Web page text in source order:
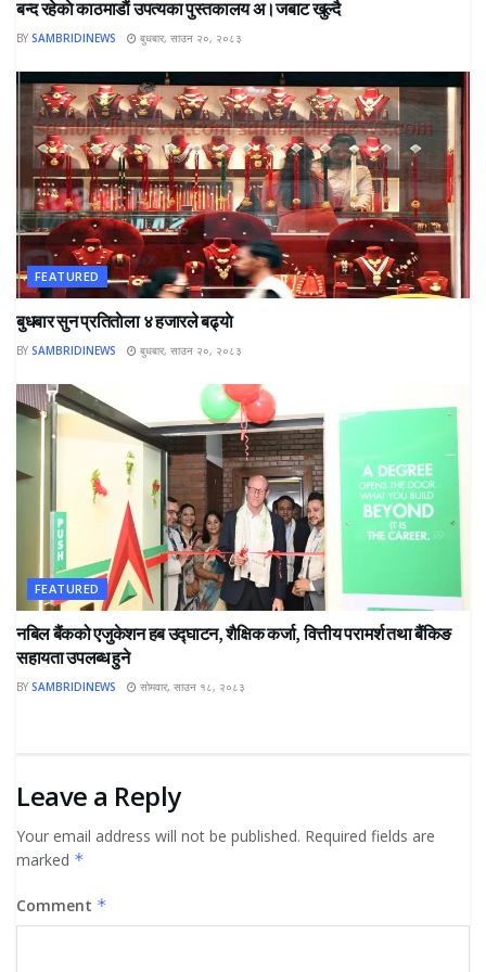
बन्द रहेकाे काठमाडाैं उपत्यका पुस्तकालय अ।जबाट खुल्दै
BY SAMBRIDINEWS बुधबार, साउन २०, २०८३
FEATURED
बुधबार सुन प्रतिताेला ४ हजारले बढ्याे
BY SAMBRIDINEWS बुधबार, साउन २०, २०८३
FEATURED
नबिल बैंकको एजुकेशन हब उद्घाटन, शैक्षिक कर्जा, वित्तीय परामर्श तथा बैंकिङ
सहायता उपलब्ध हुने
BY SAMBRIDINEWS सोमवार, साउन १८, २०८३
Leave a Reply
Your email address will not be published. Required fields are
marked *
Comment *